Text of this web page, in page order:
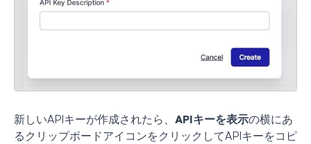
新しいAPIキーが作成されたら、 APIキーを表示の横にあ
るクリップボードアイコンをクリックしてAPIキーをコピ